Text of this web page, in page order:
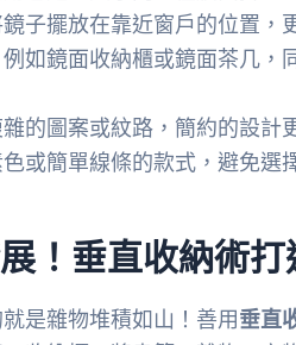
子擺放在靠近窗戶的位置
如鏡面收納櫃或鏡面茶几，
的圖案或紋路，簡約的設計
或簡單線條的款式，避免選
！垂直收納術
是雜物堆積如山！善用垂直